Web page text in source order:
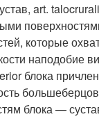
art.
которые
наподобие
блока
блока —